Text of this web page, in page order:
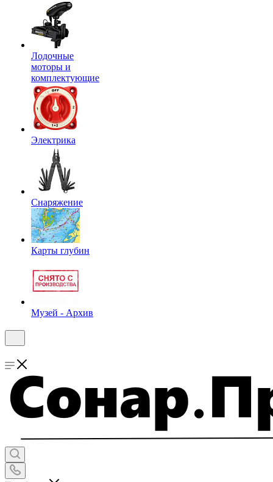
Лодочные
моторы и
комплектующие
Электрика
Снаряжение
Карты глубин
Музей - Архив